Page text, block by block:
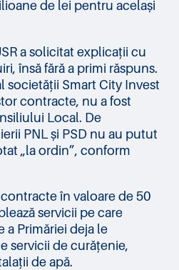
de lei pentru același
a solicitat explicații cu
însă fără a primi răspuns.
societății Smart City Invest
contracte, nu a fost
Local. De
PNL și PSD nu au putut
„la ordin”, conform
în valoare de 50
servicii pe care
a Primăriei deja le
servicii de curățenie,
de apă.